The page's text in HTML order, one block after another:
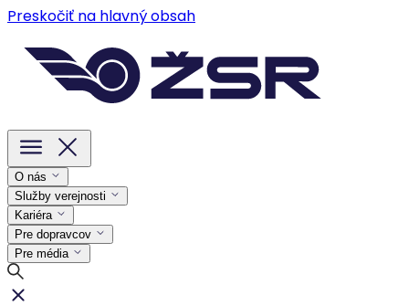
Preskočiť na hlavný obsah
O nás
Služby verejnosti
Kariéra
Pre dopravcov
Pre média